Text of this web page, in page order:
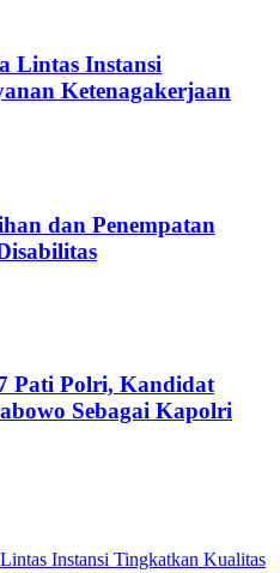
Lintas Instansi
Ketenagakerjaan
dan Penempatan
Pati Polri, Kandidat
Sebagai Kapolri
Instansi Tingkatkan Kualitas